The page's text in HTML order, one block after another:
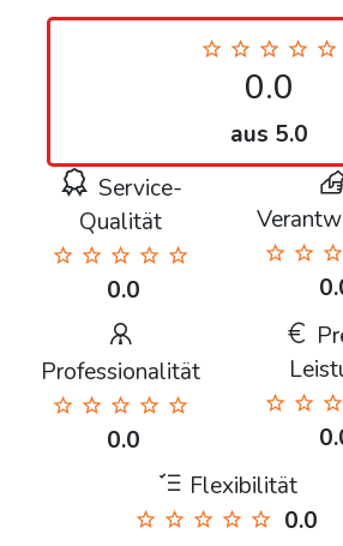
0.0
aus 5.0
Service-
Qualität
0.0
Professionalität
0.0
Flexibilität
0.0